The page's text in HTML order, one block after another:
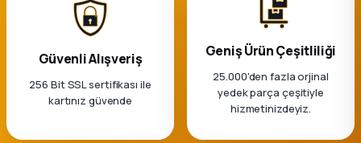
Güvenli Alışveriş
256 Bit SSL sertifikası ile
kartınız güvende
Geniş Ürün Çeşitliliği
25.000'den fazla orjinal
yedek parça çeşitiyle
hizmetinizdeyiz.